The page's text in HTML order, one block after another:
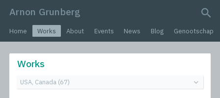
Arnon Grunberg
Home Works About Events News Blog Genootschap
Works